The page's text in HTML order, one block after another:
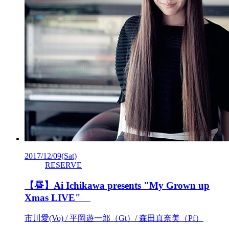
2017/12/09(Sat)
RESERVE
【昼】Ai Ichikawa presents "My Grown up
Xmas LIVE"
市川愛(Vo) / 平岡遊一郎（Gt）/ 森田真奈美（Pf）